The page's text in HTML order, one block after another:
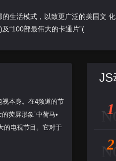
埃尔维斯·斯托克 夏野萨博
达
生活模式，以致更广泛的美国文 化
“100部最伟大的卡通片”(
本身。在4频道的节
荧屏形象”中荷马•
的电视节目。它对于
JS
1
2